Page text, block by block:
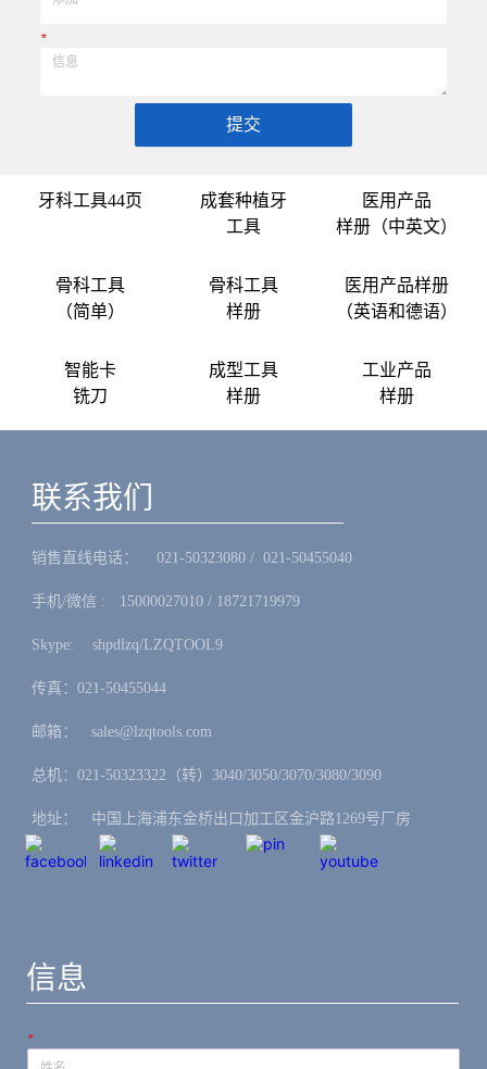
*
提交
牙科工具44页
成套种植牙
工具
医用产品
样册（中英文）
骨科工具
（简单）
骨科工具
样册
医用产品样册
（英语和德语）
智能卡
铣刀
成型工具
样册
工业产品
样册
联系我们
销售直线电话：ㅤ 021-50323080 / 021-50455040
手机/微信 :ㅤ15000027010 / 18721719979
Skype: ㅤshpdlzq/LZQTOOL9
传真：021-50455044
邮箱：ㅤsales@lzqtools.com
总机：021-50323322（转）3040/3050/3070/3080/3090
地址：ㅤ中国上海浦东金桥出口加工区金沪路1269号厂房
信息
*